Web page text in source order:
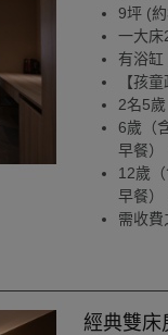
9坪 (
一大床
有浴缸
【孩童
2名5
6歲（
早餐）
12歲
早餐）
需收費
經典雙床